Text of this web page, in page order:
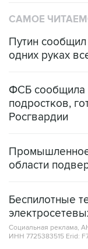
САМОЕ
Путин
одних руках
ФСБ сообщила
подростков,
Росгвардии
области
Беспилотные
Социальная реклама,
ИНН 7725383515 Erid: